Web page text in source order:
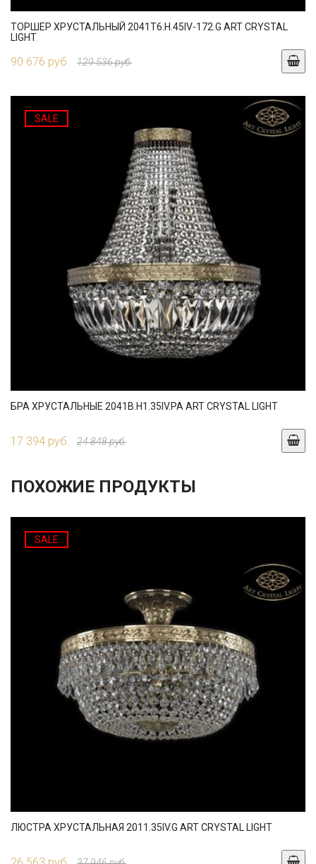
ТОРШЕР ХРУСТАЛЬНЫЙ 2041T6.H.45IV-172.G ART CRYSTAL
LIGHT
90 676 руб. 129 536 руб.
SALE
БРА ХРУСТАЛЬНЫЕ 2041B.H1.35IV.PA ART CRYSTAL LIGHT
17 394 руб. 24 848 руб.
ПОХОЖИЕ ПРОДУКТЫ
SALE
ЛЮСТРА ХРУСТАЛЬНАЯ 2011.35IV.G ART CRYSTAL LIGHT